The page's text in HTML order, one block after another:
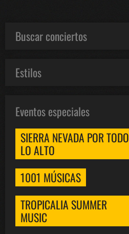
Buscar conciertos
Estilos
Eventos especiales
SIERRA NEVADA POR TODO
LO ALTO
1001 MÚSICAS
TROPICALIA SUMMER
MUSIC